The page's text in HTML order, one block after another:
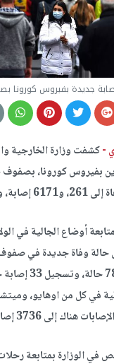
-كشفت وزارة الخارجية
وإصابة 33 آخرين بفيروس كورونا،
حالة تعاف.
أوضاع الجالية في
حالة وفاة جديدة في صفوف
عدد حالات
في كل من اوهايو،
إلى 3736 إصابة.
في الوزارة بمتابعة رحلات